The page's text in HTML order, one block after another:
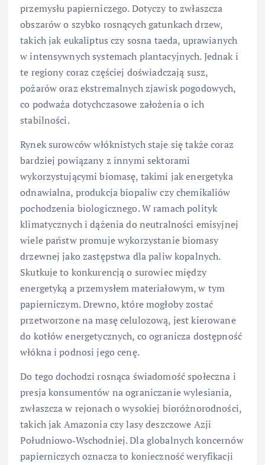
przemysłu papierniczego. Dotyczy to zwłaszcza
obszarów o szybko rosnących gatunkach drzew,
takich jak eukaliptus czy sosna taeda, uprawianych
w intensywnych systemach plantacyjnych. Jednak i
te regiony coraz częściej doświadczają susz,
pożarów oraz ekstremalnych zjawisk pogodowych,
co podważa dotychczasowe założenia o ich
stabilności.
Rynek surowców włóknistych staje się także coraz
bardziej powiązany z innymi sektorami
wykorzystującymi biomasę, takimi jak energetyka
odnawialna, produkcja biopaliw czy chemikaliów
pochodzenia biologicznego. W ramach polityk
klimatycznych i dążenia do neutralności emisyjnej
wiele państw promuje wykorzystanie biomasy
drzewnej jako zastępstwa dla paliw kopalnych.
Skutkuje to konkurencją o surowiec między
energetyką a przemysłem materiałowym, w tym
papierniczym. Drewno, które mogłoby zostać
przetworzone na masę celulozową, jest kierowane
do kotłów energetycznych, co ogranicza dostępność
włókna i podnosi jego cenę.
Do tego dochodzi rosnąca świadomość społeczna i
presja konsumentów na ograniczanie wylesiania,
zwłaszcza w rejonach o wysokiej bioróżnorodności,
takich jak Amazonia czy lasy deszczowe Azji
Południowo‑Wschodniej. Dla globalnych koncernów
papierniczych oznacza to konieczność weryfikacji